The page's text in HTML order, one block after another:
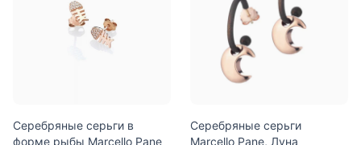
Серебряные серьги в
форме рыбы Marcello Pane
Серебряные серьги
Marcello Pane, Луна